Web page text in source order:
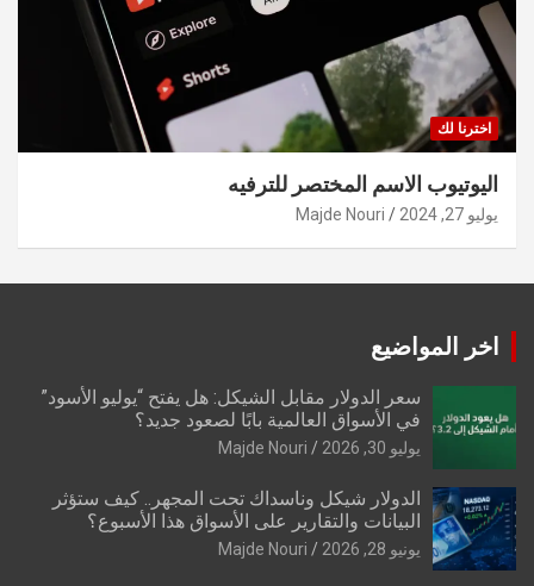
اخترنا لك
اليوتيوب الاسم المختصر للترفيه
يوليو 27, 2024 Majde Nouri
اخر المواضيع
سعر الدولار مقابل الشيكل: هل يفتح “يوليو الأسود”
في الأسواق العالمية بابًا لصعود جديد؟
يوليو 30, 2026 Majde Nouri
الدولار شيكل وناسداك تحت المجهر.. كيف ستؤثر
البيانات والتقارير على الأسواق هذا الأسبوع؟
يونيو 28, 2026 Majde Nouri